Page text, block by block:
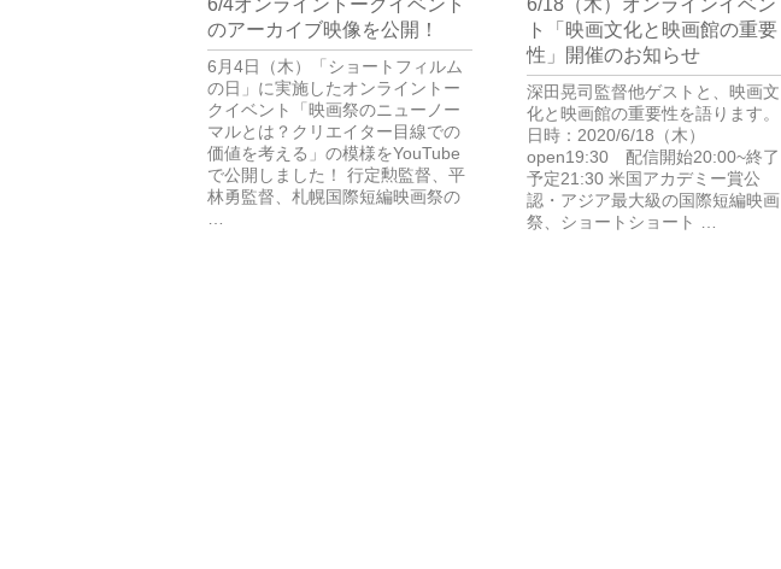
6/4オンライントークイベント
のアーカイブ映像を公開！
6月4日（木）「ショートフィルム
の日」に実施したオンライントー
クイベント「映画祭のニューノー
マルとは？クリエイター目線での
価値を考える」の模様をYouTube
で公開しました！ 行定勲監督、平
林勇監督、札幌国際短編映画祭の
6/18（木）オンラインイベン
ト「映画文化と映画館の重要
性」開催のお知らせ
深田晃司監督他ゲストと、映画文
化と映画館の重要性を語ります。
⽇時：2020/6/18（⽊）
open19:30 配信開始20:00~終了
予定21:30 米国アカデミー賞公
認・アジア最大級の国際短編映画
祭、ショートショート …